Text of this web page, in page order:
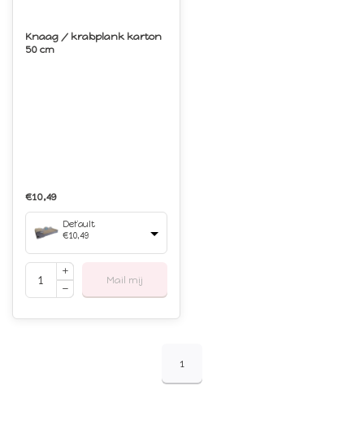
Knaag / krabplank karton
50 cm
€10,49
Default
€10,49
Mail mij
1